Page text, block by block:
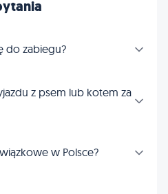
do zabiegu?
z psem lub kotem za
w Polsce?